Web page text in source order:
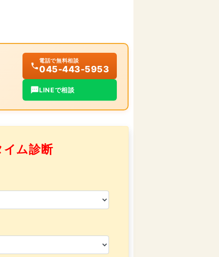
電話で無料相談
045-443-5953
LINEで相談
ム診断